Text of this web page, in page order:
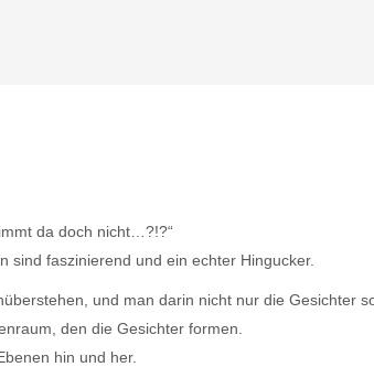
da doch nicht…?!?“
sind faszinierend und ein echter Hingucker.
und man darin nicht nur die Gesichter
den die Gesichter formen.
hin und her.